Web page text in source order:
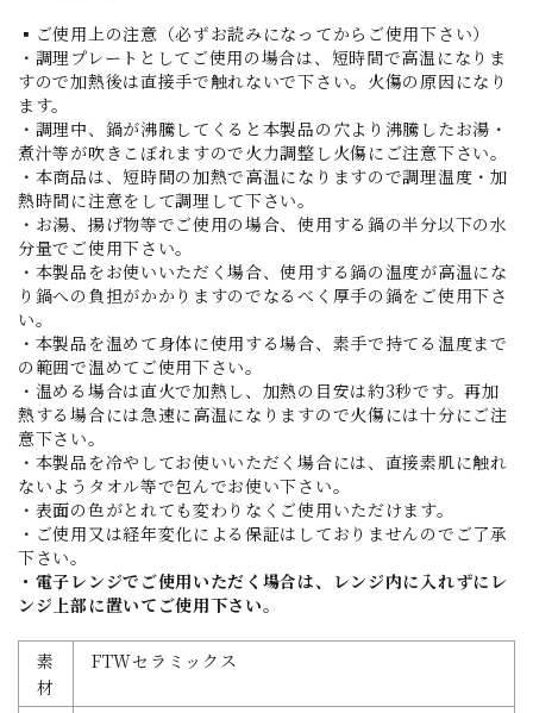
▪ご使用上の注意（必ずお読みになってからご使用下さい）
・調理プレートとしてご使用の場合は、短時間で高温になりま
すので加熱後は直接手で触れないで下さい。火傷の原因になり
ます。
・調理中、鍋が沸騰してくると本製品の穴より沸騰したお湯・
煮汁等が吹きこぼれますので火力調整し火傷にご注意下さい。
・本商品は、短時間の加熱で高温になりますので調理温度・加
熱時間に注意をして調理して下さい。
・お湯、揚げ物等でご使用の場合、使用する鍋の半分以下の水
分量でご使用下さい。
・本製品をお使いいただく場合、使用する鍋の温度が高温にな
り鍋への負担がかかりますのでなるべく厚手の鍋をご使用下さ
い。
・本製品を温めて身体に使用する場合、素手で持てる温度まで
の範囲で温めてご使用下さい。
・温める場合は直火で加熱し、加熱の目安は約3秒です。再加
熱する場合には急速に高温になりますので火傷には十分にご注
意下さい。
・本製品を冷やしてお使いいただく場合には、直接素肌に触れ
ないようタオル等で包んでお使い下さい。
・表面の色がとれても変わりなくご使用いただけます。
・ご使用又は経年変化による保証はしておりませんのでご了承
下さい。
・電子レンジでご使用いただく場合は、レンジ内に入れずにレ
ンジ上部に置いてご使用下さい。
素
材
FTWセラミックス